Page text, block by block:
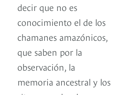
decir que no es
conocimiento el de los
chamanes amazónicos,
que saben por la
observación, la
memoria ancestral y los